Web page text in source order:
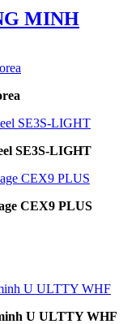
MINH
SE3S-LIGHT
CEX9 PLUS
U ULTTY WHF